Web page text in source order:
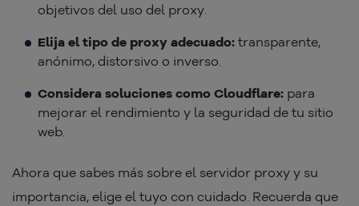
objetivos del uso del proxy.
Elija el tipo de proxy adecuado: transparente,
anónimo, distorsivo o inverso.
Considera soluciones como Cloudflare: para
mejorar el rendimiento y la seguridad de tu sitio
web.
Ahora que sabes más sobre el servidor proxy y su
importancia, elige el tuyo con cuidado. Recuerda que